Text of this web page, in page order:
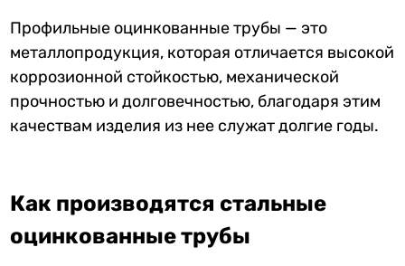
Профильные оцинкованные трубы — это
металлопродукция, которая отличается высокой
коррозионной стойкостью, механической
прочностью и долговечностью, благодаря этим
качествам изделия из нее служат долгие годы.
Как производятся стальные
оцинкованные трубы